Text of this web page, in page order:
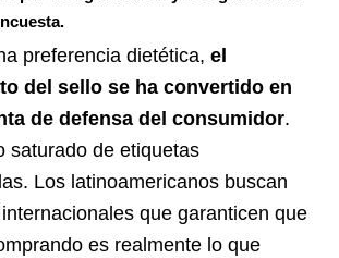
preferencia dietética, el
del sello se ha convertido en
de defensa del consumidor.
saturado de etiquetas
Los latinoamericanos buscan
que garanticen que
es realmente lo que